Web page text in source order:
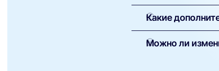
можете оставить
Какие
Можно ли